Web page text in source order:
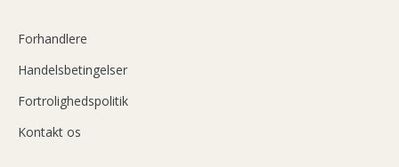
Forhandlere
Handelsbetingelser
Fortrolighedspolitik
Kontakt os